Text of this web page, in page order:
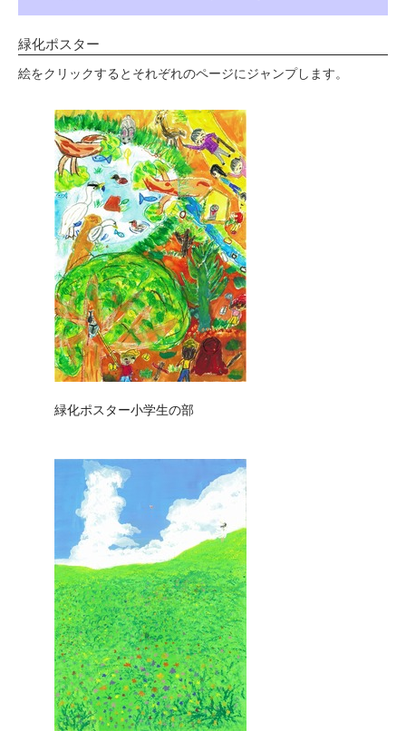
緑化ポスター
絵をクリックするとそれぞれのページにジャンプします。
緑化ポスター小学生の部